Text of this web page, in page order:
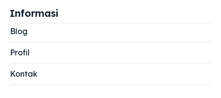
Informasi
Blog
Profil
Kontak